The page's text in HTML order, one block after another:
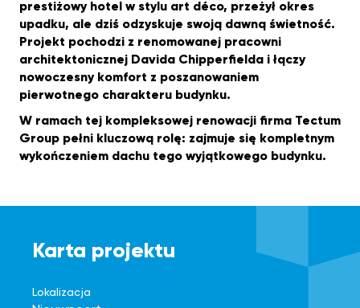
prestiżowy hotel w stylu art déco, przeżył okres
upadku, ale dziś odzyskuje swoją dawną świetność.
Projekt pochodzi z renomowanej pracowni
architektonicznej Davida Chipperfielda i łączy
nowoczesny komfort z poszanowaniem
pierwotnego charakteru budynku.
W ramach tej kompleksowej renowacji firma Tectum
Group pełni kluczową rolę: zajmuje się kompletnym
wykończeniem dachu tego wyjątkowego budynku.
Karta projektu
Lokalizacja